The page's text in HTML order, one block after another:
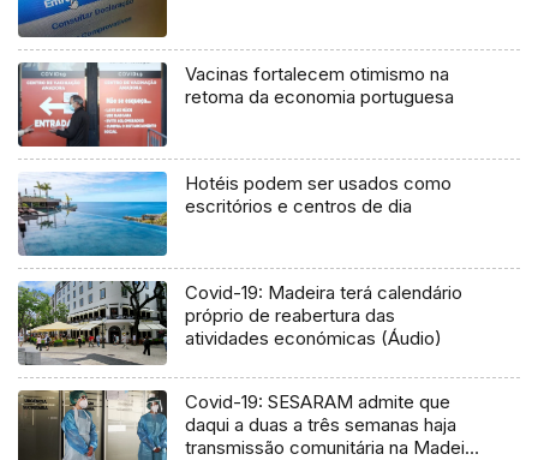
Vacinas fortalecem otimismo na
retoma da economia portuguesa
Hotéis podem ser usados como
escritórios e centros de dia
Covid-19: Madeira terá calendário
próprio de reabertura das
atividades económicas (Áudio)
Covid-19: SESARAM admite que
daqui a duas a três semanas haja
transmissão comunitária na Madeira